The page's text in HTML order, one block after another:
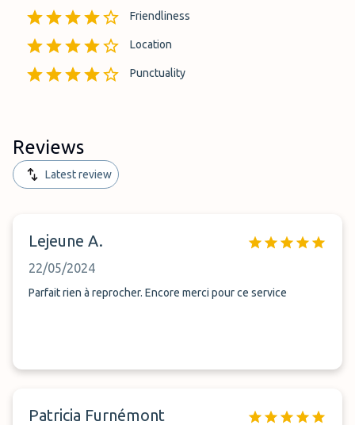
Friendliness
Location
Punctuality
Reviews
Latest review
Lejeune A.
22/05/2024
Parfait rien à reprocher. Encore merci pour ce service
Patricia Furnémont